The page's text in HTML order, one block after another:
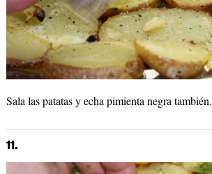
Sala las patatas y echa pimienta negra también.
11.